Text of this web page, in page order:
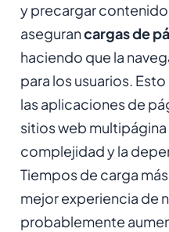
y precargar
asegurancargas de
haciendo que la
para los usuarios.
las aplicaciones de
sitios web
complejidad y la
Tiempos de carga
mejor experiencia de
probablemente